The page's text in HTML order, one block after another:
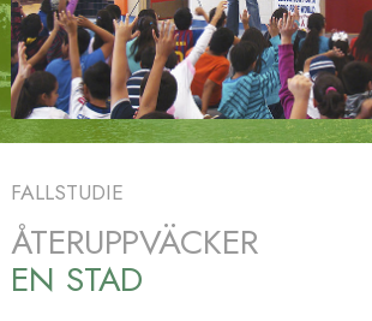
FALLSTUDIE
ÅTERUPPVÄCKER
EN STAD